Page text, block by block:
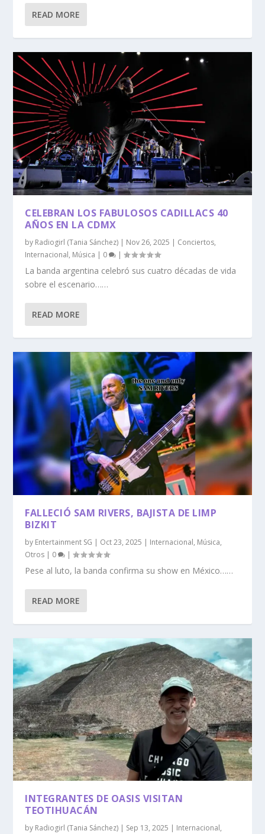
READ MORE
CELEBRAN LOS FABULOSOS CADILLACS 40
AÑOS EN LA CDMX
by Radiogirl (Tania Sánchez) | Nov 26, 2025 | Conciertos,
Internacional, Música | 0 |
La banda argentina celebró sus cuatro décadas de vida
sobre el escenario……
READ MORE
FALLECIÓ SAM RIVERS, BAJISTA DE LIMP
BIZKIT
by Entertainment SG | Oct 23, 2025 | Internacional, Música,
Otros | 0 |
Pese al luto, la banda confirma su show en México……
READ MORE
INTEGRANTES DE OASIS VISITAN
TEOTIHUACÁN
by Radiogirl (Tania Sánchez) | Sep 13, 2025 | Internacional,